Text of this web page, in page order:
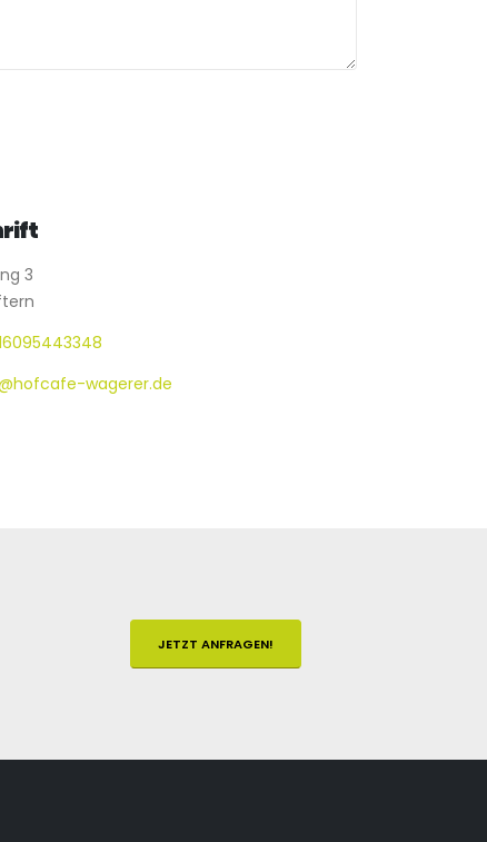
3
wagerer.de
JETZT ANFRAGEN!